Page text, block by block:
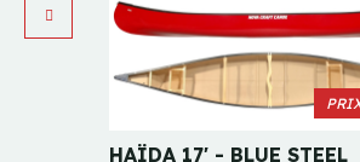
HAÏDA 17' - BLUE STEEL